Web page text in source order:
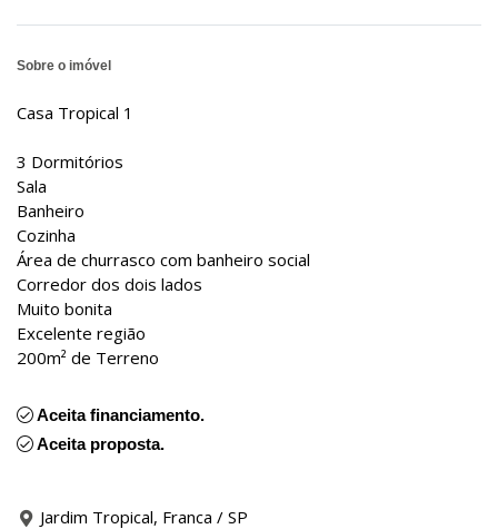
Sobre o imóvel
Casa Tropical 1
3 Dormitórios
Sala
Banheiro
Cozinha
Área de churrasco com banheiro social
Corredor dos dois lados
Muito bonita
Excelente região
200m² de Terreno
Aceita financiamento.
Aceita proposta.
Jardim Tropical, Franca / SP